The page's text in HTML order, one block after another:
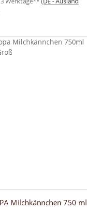
Milchkännchen 750 ml